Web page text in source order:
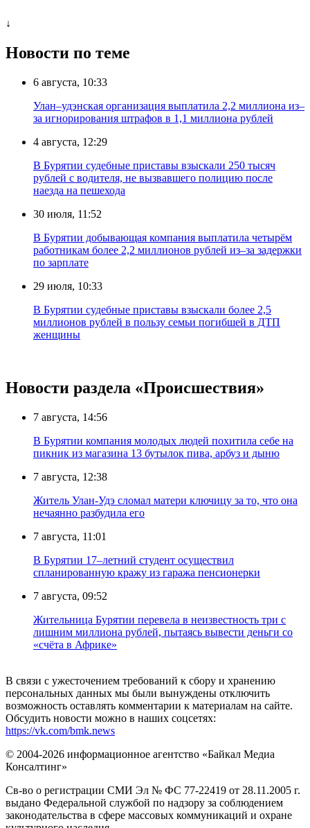
↓
Новости по теме
6 августа, 10:33
Улан–удэнская организация выплатила 2,2 миллиона из–
за игнорирования штрафов в 1,1 миллиона рублей
4 августа, 12:29
В Бурятии судебные приставы взыскали 250 тысяч
рублей с водителя, не вызвавшего полицию после
наезда на пешехода
30 июля, 11:52
В Бурятии добывающая компания выплатила четырём
работникам более 2,2 миллионов рублей из–за задержки
по зарплате
29 июля, 10:33
В Бурятии судебные приставы взыскали более 2,5
миллионов рублей в пользу семьи погибшей в ДТП
женщины
Новости раздела «Происшествия»
7 августа, 14:56
В Бурятии компания молодых людей похитила себе на
пикник из магазина 13 бутылок пива, арбуз и дыню
7 августа, 12:38
Житель Улан-Удэ сломал матери ключицу за то, что она
нечаянно разбудила его
7 августа, 11:01
В Бурятии 17–летний студент осуществил
спланированную кражу из гаража пенсионерки
7 августа, 09:52
Жительница Бурятии перевела в неизвестность три с
лишним миллиона рублей, пытаясь вывести деньги со
«счёта в Африке»
В связи с ужесточением требований к сбору и хранению
персональных данных мы были вынуждены отключить
возможность оставлять комментарии к материалам на сайте.
Обсудить новости можно в наших соцсетях:
https://vk.com/bmk.news
© 2004-2026 информационное агентство «Байкал Медиа
Консалтинг»
Св-во о регистрации СМИ Эл № ФС 77-22419 от 28.11.2005 г.
выдано Федеральной службой по надзору за соблюдением
законодательства в сфере массовых коммуникаций и охране